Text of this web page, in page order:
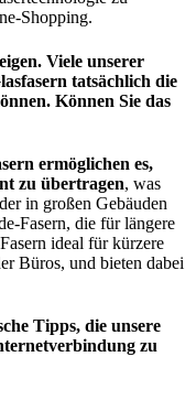
Shopping.
Viele unserer
tatsächlich die
Können Sie das
ermöglichen es,
zu übertragen, was
in großen Gebäuden
Fasern, die für längere
ideal für kürzere
Büros, und bieten dabei
Tipps, die unsere
zu